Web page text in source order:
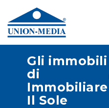
Gli immobili
di
Immobiliare
Il Sole